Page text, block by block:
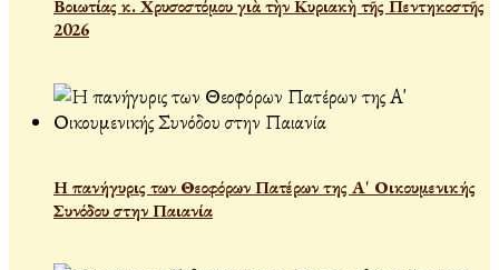
Βοιωτίας κ. Χρυσοστόμου γιὰ τὴν Κυριακὴ τῆς Πεντηκοστῆς
2026
Η πανήγυρις των Θεοφόρων Πατέρων της Α' Οικουμενικής
Συνόδου στην Παιανία